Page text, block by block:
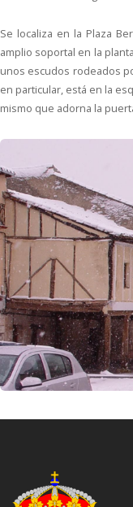
Se localiza en la Plaza
amplio soportal en la
unos escudos rodeados
en particular, está en la
mismo que adorna la